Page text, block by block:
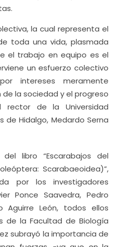
la cual representa el
toda una vida, plasmada
el trabajo en equipo es el
un esfuerzo colectivo
intereses meramente
de la sociedad y el progreso
de la Universidad
de Hidalgo, Medardo Serna
libro “Escarabajos del
Scarabaeoidea)”,
por los investigadores
Ponce Saavedra, Pedro
Aguirre León, todos ellos
de la Facultad de Biología
subrayó la importancia de